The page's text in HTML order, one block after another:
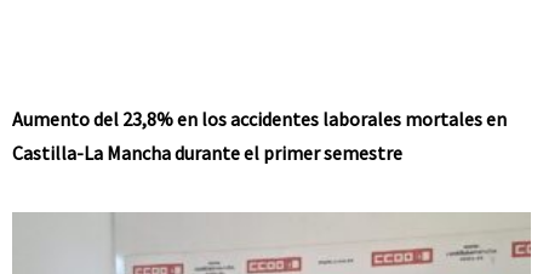
Aumento del 23,8% en los accidentes laborales mortales en
Castilla-La Mancha durante el primer semestre